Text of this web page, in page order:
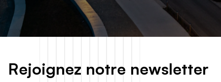
Rejoignez notre newsletter